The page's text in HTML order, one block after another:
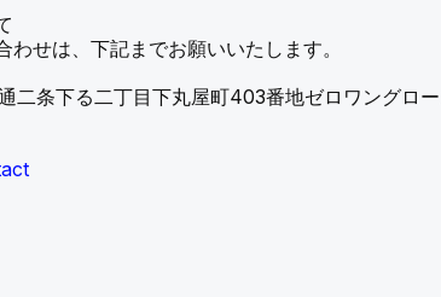
せは、下記までお願いいたします。
二条下る二丁目下丸屋町403番地ゼロワングロ